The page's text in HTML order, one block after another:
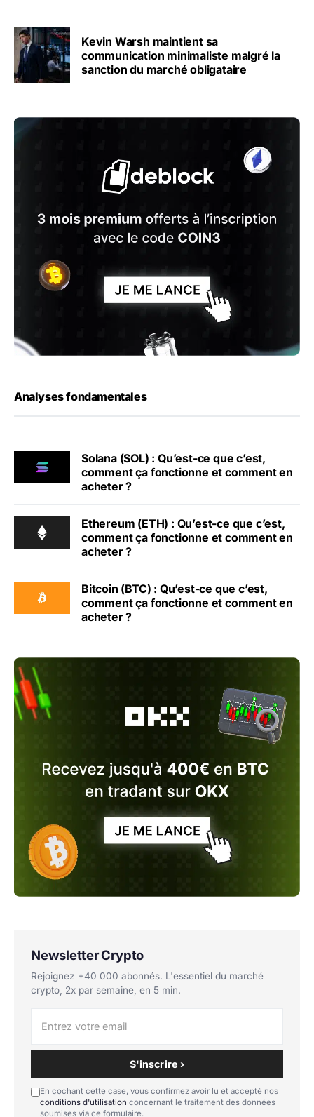
Kevin Warsh maintient sa
communication minimaliste malgré la
sanction du marché obligataire
Analyses fondamentales
Solana (SOL) : Qu’est-ce que c’est,
comment ça fonctionne et comment en
acheter ?
Ethereum (ETH) : Qu’est-ce que c’est,
comment ça fonctionne et comment en
acheter ?
Bitcoin (BTC) : Qu’est-ce que c’est,
comment ça fonctionne et comment en
acheter ?
Newsletter Crypto
Rejoignez +40 000 abonnés. L'essentiel du marché
crypto, 2x par semaine, en 5 min.
S'inscrire ›
En cochant cette case, vous confirmez avoir lu et accepté nos
conditions d'utilisation concernant le traitement des données
soumises via ce formulaire.